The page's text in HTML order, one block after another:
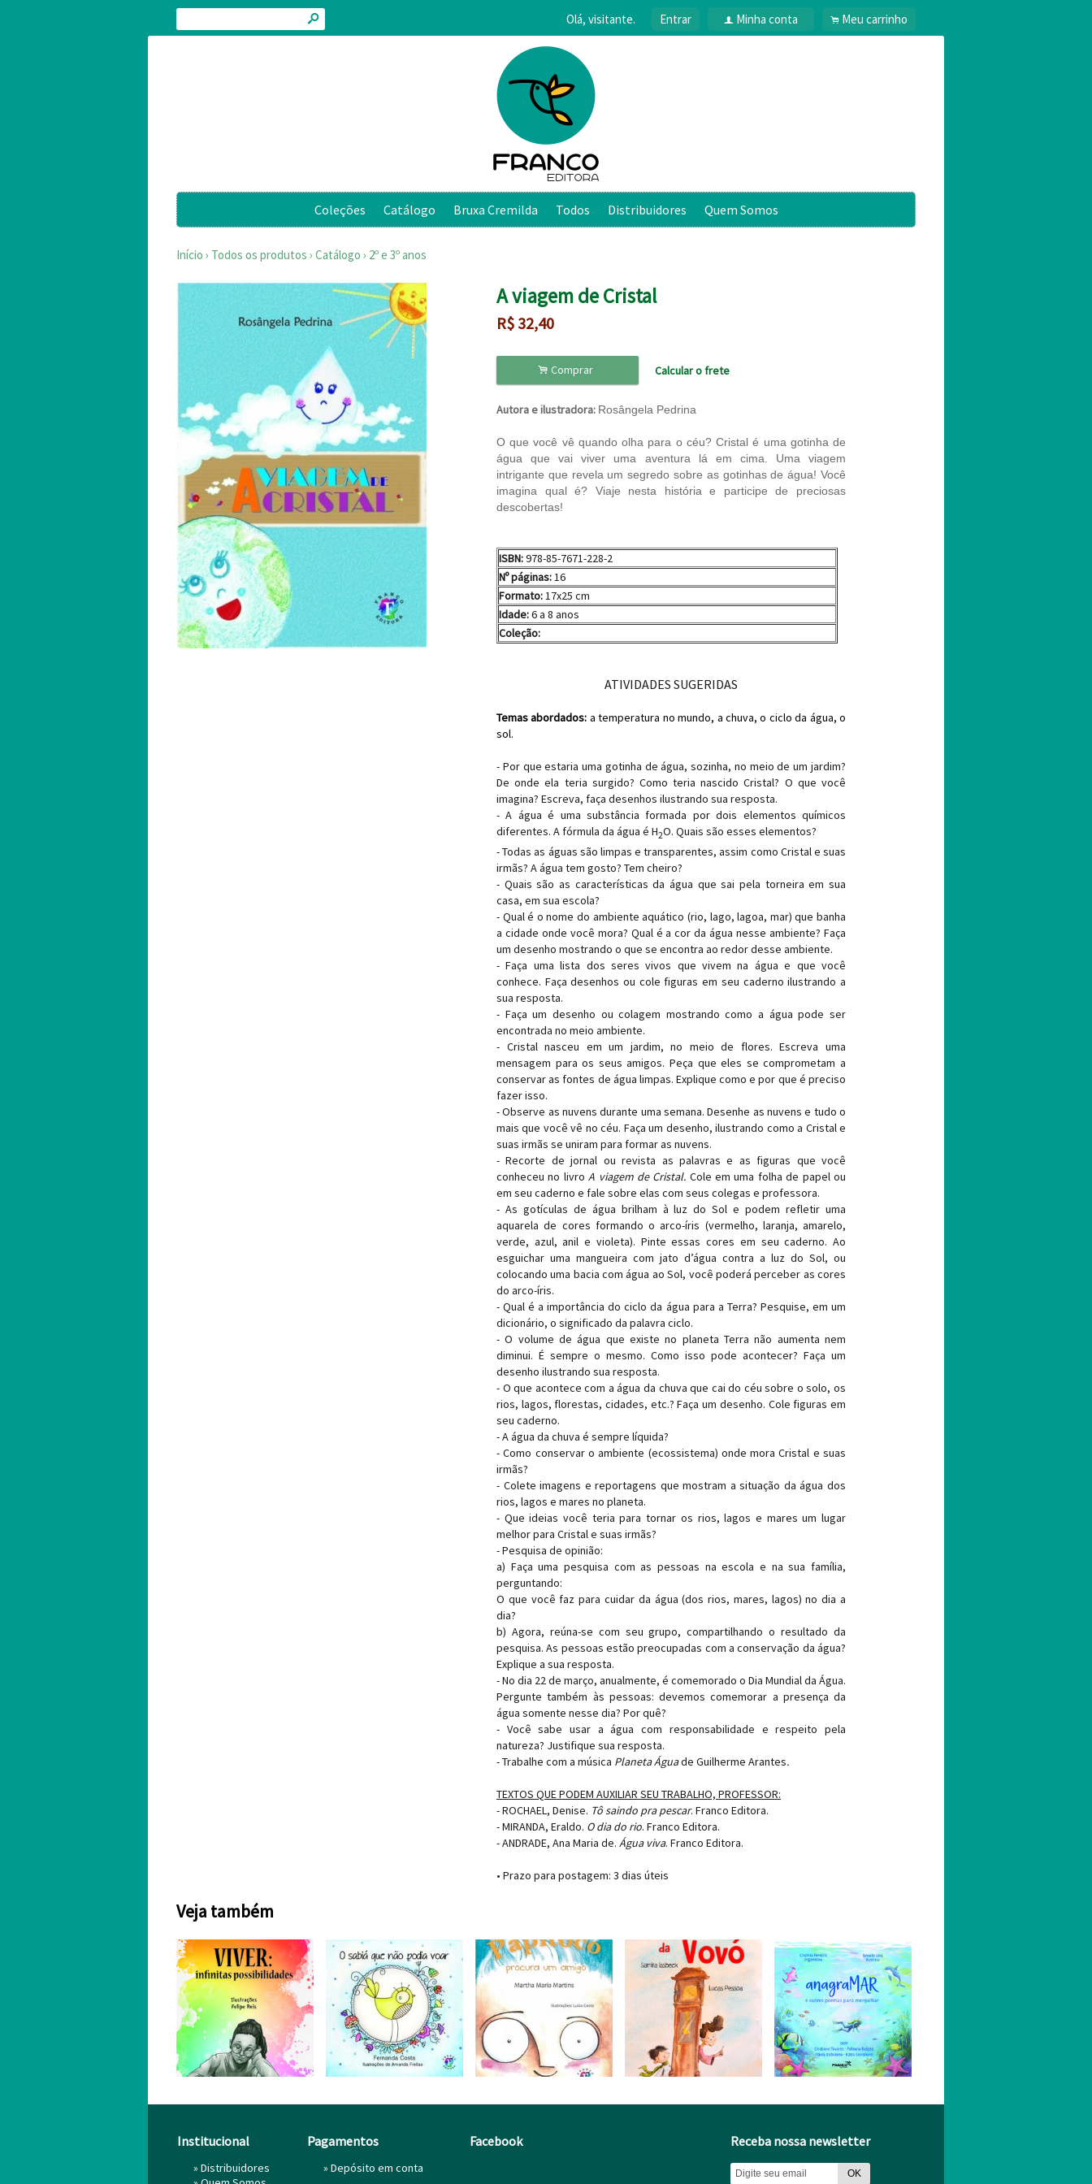
s Olá, visitante. Entrar f Minha conta . Meu carrinho
Coleções Catálogo Bruxa Cremilda Todos Distribuidores Quem Somos
Início › Todos os produtos › Catálogo › 2º e 3º anos
A viagem de Cristal
R$ 32,40
. Comprar Calcular o frete
Autora e ilustradora: Rosângela Pedrina
O que você vê quando olha para o céu? Cristal é uma gotinha de
água que vai viver uma aventura lá em cima. Uma viagem
intrigante que revela um segredo sobre as gotinhas de água! Você
imagina qual é? Viaje nesta história e participe de preciosas
descobertas!
ISBN:978-85-7671-228-2
Nº páginas:16
Formato:17x25 cm
Idade:6 a 8 anos
Coleção:
ATIVIDADES SUGERIDAS
Temas abordados: a temperatura no mundo, a chuva, o ciclo da água, o
sol.
- Por que estaria uma gotinha de água, sozinha, no meio de um jardim?
De onde ela teria surgido? Como teria nascido Cristal? O que você
imagina? Escreva, faça desenhos ilustrando sua resposta.
- A água é uma substância formada por dois elementos químicos
diferentes. A fórmula da água é H2O. Quais são esses elementos?
- Todas as águas são limpas e transparentes, assim como Cristal e suas
irmãs? A água tem gosto? Tem cheiro?
- Quais são as características da água que sai pela torneira em sua
casa, em sua escola?
- Qual é o nome do ambiente aquático (rio, lago, lagoa, mar) que banha
a cidade onde você mora? Qual é a cor da água nesse ambiente? Faça
um desenho mostrando o que se encontra ao redor desse ambiente.
- Faça uma lista dos seres vivos que vivem na água e que você
conhece. Faça desenhos ou cole figuras em seu caderno ilustrando a
sua resposta.
- Faça um desenho ou colagem mostrando como a água pode ser
encontrada no meio ambiente.
- Cristal nasceu em um jardim, no meio de flores. Escreva uma
mensagem para os seus amigos. Peça que eles se comprometam a
conservar as fontes de água limpas. Explique como e por que é preciso
fazer isso.
- Observe as nuvens durante uma semana. Desenhe as nuvens e tudo o
mais que você vê no céu. Faça um desenho, ilustrando como a Cristal e
suas irmãs se uniram para formar as nuvens.
- Recorte de jornal ou revista as palavras e as figuras que você
conheceu no livroA viagem de Cristal. Cole em uma folha de papel ou
em seu caderno e fale sobre elas com seus colegas e professora.
- As gotículas de água brilham à luz do Sol e podem refletir uma
aquarela de cores formando o arco-íris (vermelho, laranja, amarelo,
verde, azul, anil e violeta). Pinte essas cores em seu caderno. Ao
esguichar uma mangueira com jato d’água contra a luz do Sol, ou
colocando uma bacia com água ao Sol, você poderá perceber as cores
do arco-íris.
- Qual é a importância do ciclo da água para a Terra? Pesquise, em um
dicionário, o significado da palavra ciclo.
- O volume de água que existe no planeta Terra não aumenta nem
diminui. É sempre o mesmo. Como isso pode acontecer? Faça um
desenho ilustrando sua resposta.
- O que acontece com a água da chuva que cai do céu sobre o solo, os
rios, lagos, florestas, cidades, etc.? Faça um desenho. Cole figuras em
seu caderno.
- A água da chuva é sempre líquida?
- Como conservar o ambiente (ecossistema) onde mora Cristal e suas
irmãs?
- Colete imagens e reportagens que mostram a situação da água dos
rios, lagos e mares no planeta.
- Que ideias você teria para tornar os rios, lagos e mares um lugar
melhor para Cristal e suas irmãs?
- Pesquisa de opinião:
a) Faça uma pesquisa com as pessoas na escola e na sua família,
perguntando:
O que você faz para cuidar da água (dos rios, mares, lagos) no dia a
dia?
b) Agora, reúna-se com seu grupo, compartilhando o resultado da
pesquisa. As pessoas estão preocupadas com a conservação da água?
Explique a sua resposta.
- No dia 22 de março, anualmente, é comemorado o Dia Mundial da Água.
Pergunte também às pessoas: devemos comemorar a presença da
água somente nesse dia? Por quê?
- Você sabe usar a água com responsabilidade e respeito pela
natureza? Justifique sua resposta.
- Trabalhe com a música Planeta Águade Guilherme Arantes.
TEXTOS QUE PODEM AUXILIAR SEU TRABALHO, PROFESSOR:
-ROCHAEL, Denise. Tô saindo pra pescar. Franco Editora.
- MIRANDA, Eraldo. O dia do rio. Franco Editora.
- ANDRADE, Ana Maria de. Água viva. Franco Editora.
• Prazo para postagem: 3 dias úteis
Veja também
Institucional
» Distribuidores
Pagamentos
» Depósito em conta
Facebook Receba nossa newsletter